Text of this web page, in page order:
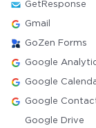
GetResponse
Gmail
GoZen Forms
Google
Google
Google
Google Drive